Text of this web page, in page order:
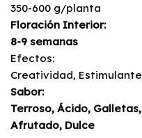
350-600 g/planta
Floración Interior:
8-9 semanas
Efectos:
Creatividad,
Sabor:
Terroso, Ácido,
Afrutado, Dulce